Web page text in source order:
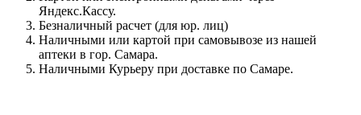
Яндекс.Кассу.
Безналичный расчет (для юр. лиц)
Наличными или картой при самовывозе из нашей
аптеки в гор. Самара.
Наличными Курьеру при доставке по Самаре.